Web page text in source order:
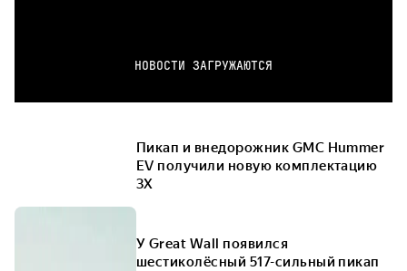
НОВОСТИ ЗАГРУЖАЮТСЯ
Пикап и внедорожник GMC Hummer
EV получили новую комплектацию
3X
У Great Wall появился
шестиколёсный 517-сильный пикап